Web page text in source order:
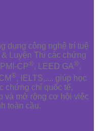
dụng công nghệ trí tuệ
Luyện Thi các chứng
CP®, LEED GA®,
®, IELTS,.... giúp học
chứng chỉ quốc tế,
và mở rộng cơ hội việc
toàn cầu.